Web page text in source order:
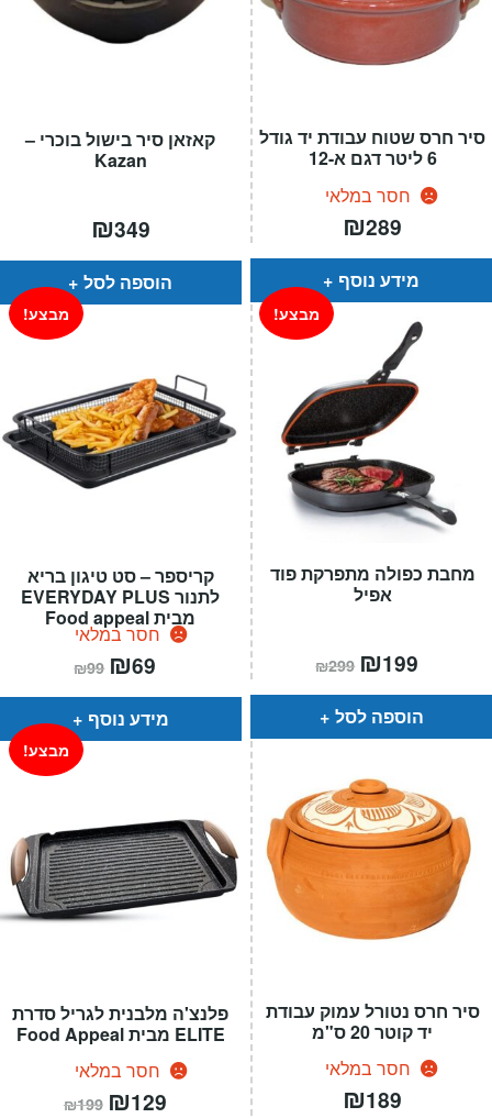
קאזאן סיר בישול בוכרי –
Kazan
₪349
הוספה לסל
סיר חרס שטוח עבודת יד גודל
6 ליטר דגם א-12
חסר במלאי
₪289
מידע נוסף
קריספר – סט טיגון בריא
לתנור EVERYDAY PLUS
מבית Food appeal
חסר במלאי
מבצע!
₪99 המחיר
המקורי
היה:
₪99.
₪69
הוא:
מידע נוסף
מחבת כפולה מתפרקת פוד
אפיל
מבצע!
₪299 המחיר
המקורי
היה:
₪299.
₪199
הוא:
הוספה לסל
פלנצ'ה מלבנית לגריל סדרת
ELITE מבית Food Appeal
חסר במלאי
מבצע!
₪199 המחיר
המקורי
₪129
סיר חרס נטורל עמוק עבודת
יד קוטר 20 ס"מ
חסר במלאי
₪189